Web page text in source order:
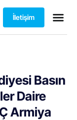
İletişim
Basın
Daire
Armiya